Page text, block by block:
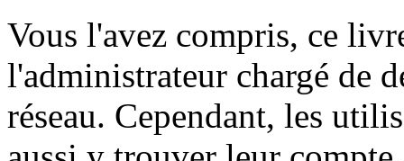
Vous l'avez compris, ce
l'administrateur chargé de
réseau. Cependant, les